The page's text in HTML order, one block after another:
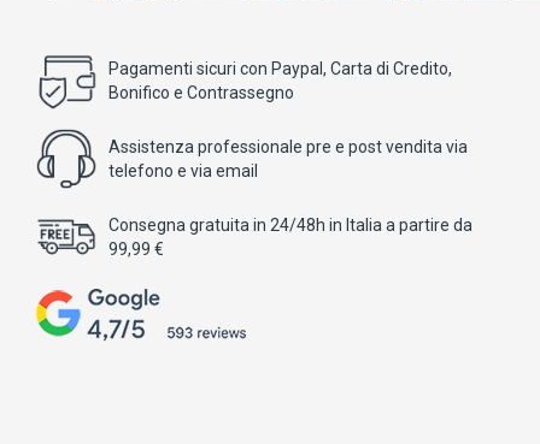
Pagamenti sicuri con Paypal, Carta di Credito,
Bonifico e Contrassegno
Assistenza professionale pre e post vendita via
telefono e via email
Consegna gratuita in 24/48h in Italia a partire da
99,99 €